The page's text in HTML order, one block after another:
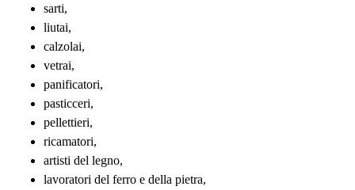
sarti,
liutai,
calzolai,
vetrai,
panificatori,
pasticceri,
pellettieri,
ricamatori,
artisti del legno,
lavoratori del ferro e della pietra,